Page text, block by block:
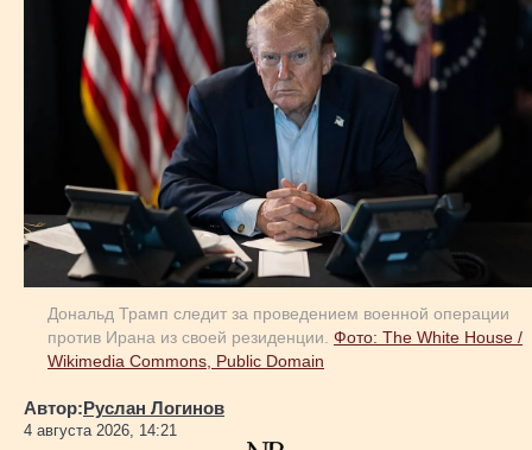
Дональд Трамп следит за проведением военной операции
против Ирана из своей резиденции. Фото: The White House /
Wikimedia Commons, Public Domain
Автор:Руслан Логинов
4 августа 2026, 14:21